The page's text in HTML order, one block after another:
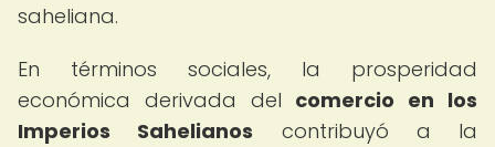
saheliana.
En términos sociales, la prosperidad
económica derivada del comercio en los
Imperios Sahelianos contribuyó a la